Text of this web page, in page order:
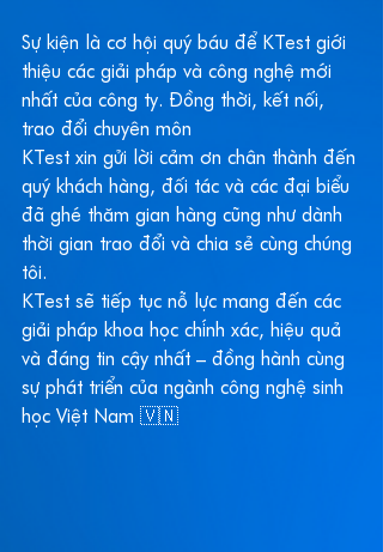
Sự kiện là cơ hội quý báu để KTest giới
thiệu các giải pháp và công nghệ mới
nhất của công ty. Đồng thời, kết nối,
trao đổi chuyên môn
KTest xin gửi lời cảm ơn chân thành đến
quý khách hàng, đối tác và các đại biểu
đã ghé thăm gian hàng cũng như dành
thời gian trao đổi và chia sẻ cùng chúng
tôi.
KTest sẽ tiếp tục nỗ lực mang đến các
giải pháp khoa học chính xác, hiệu quả
và đáng tin cậy nhất – đồng hành cùng
sự phát triển của ngành công nghệ sinh
học Việt Nam 🇻🇳